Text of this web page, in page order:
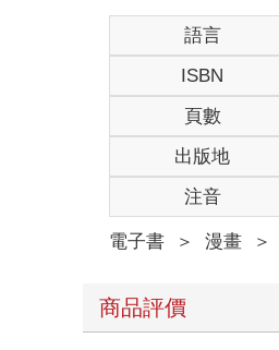
語言
ISBN
頁數
出版地
注音
電子書 ＞ 漫畫 ＞
商品評價